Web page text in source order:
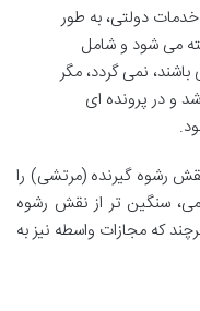
دولتی، به طور
می شود و شامل
نمی گردد، مگر
و در پرونده ای
رشوه گیرنده (مرتشی) را
سنگین تر از نقش رشوه
که مجازات واسطه نیز به